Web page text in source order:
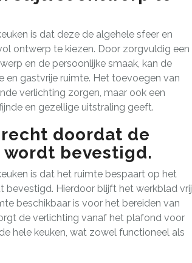
is dat deze de algehele sfeer en
ontwerp te kiezen. Door zorgvuldig een
en de persoonlijke smaak, kan de
en gastvrije ruimte. Het toevoegen van
verlichting zorgen, maar ook een
en gezellige uitstraling geeft.
doordat de
bevestigd.
is dat het ruimte bespaart op het
Hierdoor blijft het werkblad vrij
beschikbaar is voor het bereiden van
de verlichting vanaf het plafond voor
hele keuken, wat zowel functioneel als